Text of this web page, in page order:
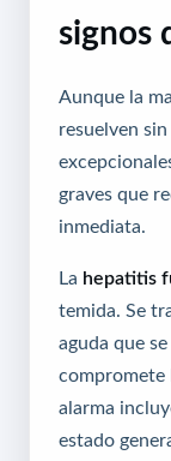
signos
Aunque la
resuelven
graves que
inmediata.
La hepatitis
temida. Se
aguda que
compromete
alarma
estado